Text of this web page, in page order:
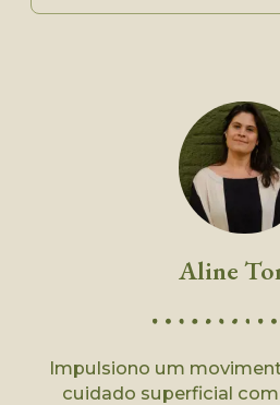
Aline
Impulsiono um
cuidado superficial